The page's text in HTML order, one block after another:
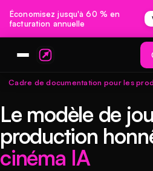
Économisez jusqu'à 60 % en
facturation annuelle
Cadre de documentation pour les
Le modèle de
production
cinéma IA